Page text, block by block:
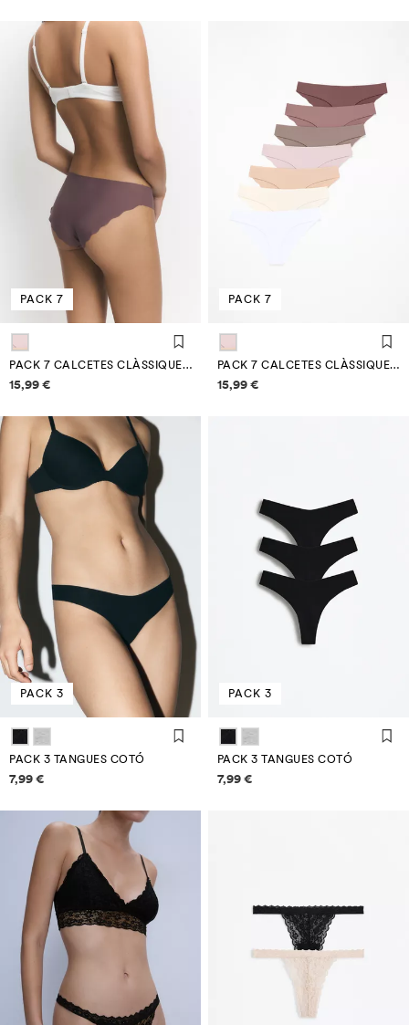
PACK 7
PACK 7 CALCETES CLÀSSIQUES MICROFIBRA
Informació de preus
15,99 €
PACK 7
PACK 7 CALCETES CLÀSSIQUES MICROFIBRA
Informació de preus
15,99 €
PACK 3
PACK 3 TANGUES COTÓ
Informació de preus
7,99 €
PACK 3
PACK 3 TANGUES COTÓ
Informació de preus
7,99 €